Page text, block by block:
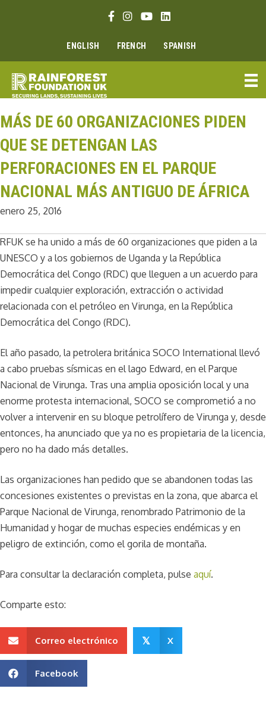
Enlace Facebook
Enlace Instagram
Enlace Youtube
Linkedin link
ENGLISH FRENCH SPANISH
MÁS DE 60 ORGANIZACIONES PIDEN
QUE SE DETENGAN LAS
PERFORACIONES EN EL PARQUE
NACIONAL MÁS ANTIGUO DE ÁFRICA
enero 25, 2016
RFUK se ha unido a más de 60 organizaciones que piden a la
UNESCO y a los gobiernos de Uganda y la República
Democrática del Congo (RDC) que lleguen a un acuerdo para
impedir cualquier exploración, extracción o actividad
relacionada con el petróleo en Virunga, en la República
Democrática del Congo (RDC).
El año pasado, la petrolera británica SOCO International llevó
a cabo pruebas sísmicas en el lago Edward, en el Parque
Nacional de Virunga. Tras una amplia oposición local y una
enorme protesta internacional, SOCO se comprometió a no
volver a intervenir en su bloque petrolífero de Virunga y, desde
entonces, ha anunciado que ya no es propietaria de la licencia,
pero no ha dado más detalles.
Las organizaciones han pedido que se abandonen todas las
concesiones existentes o previstas en la zona, que abarca el
Parque Nacional de Virunga, renombrado Patrimonio de la
Humanidad y hogar de muchas especies endémicas y en
peligro de extinción, como el gorila de montaña.
Para consultar la declaración completa, pulse aquí.
Comparte esto:
Correo electrónico 𝕏 X
Facebook